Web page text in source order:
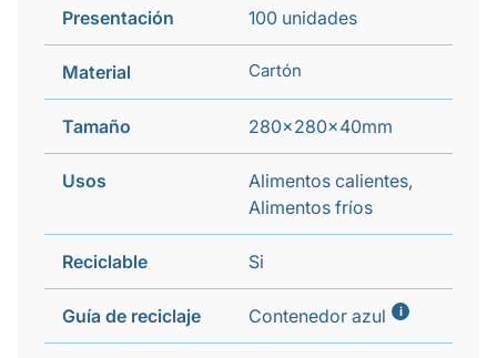
Presentación 100 unidades
Material Cartón
Tamaño 280x280x40mm
Usos
Alimentos calientes,
Alimentos fríos
Reciclable Si
Guía de reciclaje Contenedor azul i